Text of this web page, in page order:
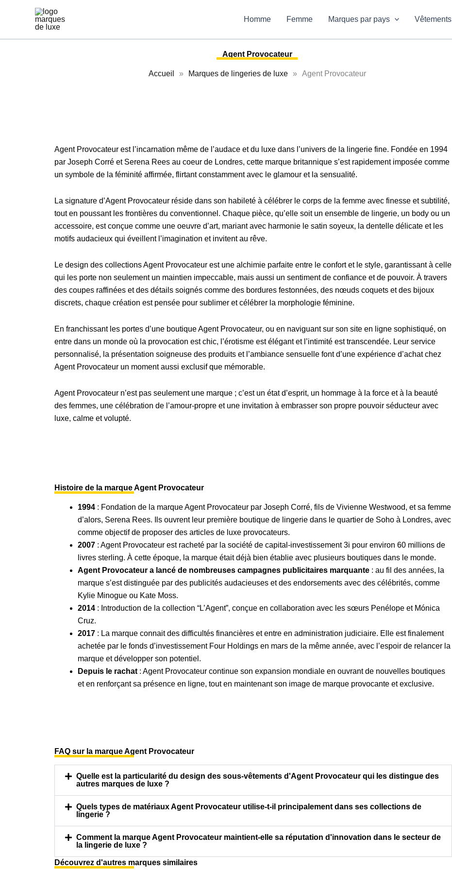
Homme Femme Marques par pays Vêtements
Agent Provocateur
Accueil » Marques de lingeries de luxe » Agent Provocateur
Agent Provocateur est l’incarnation même de l’audace et du luxe dans l’univers de la lingerie fine. Fondée en 1994
par Joseph Corré et Serena Rees au coeur de Londres, cette marque britannique s’est rapidement imposée comme
un symbole de la féminité affirmée, flirtant constamment avec le glamour et la sensualité.
La signature d’Agent Provocateur réside dans son habileté à célébrer le corps de la femme avec finesse et subtilité,
tout en poussant les frontières du conventionnel. Chaque pièce, qu’elle soit un ensemble de lingerie, un body ou un
accessoire, est conçue comme une oeuvre d’art, mariant avec harmonie le satin soyeux, la dentelle délicate et les
motifs audacieux qui éveillent l’imagination et invitent au rêve.
Le design des collections Agent Provocateur est une alchimie parfaite entre le confort et le style, garantissant à celle
qui les porte non seulement un maintien impeccable, mais aussi un sentiment de confiance et de pouvoir. À travers
des coupes raffinées et des détails soignés comme des bordures festonnées, des nœuds coquets et des bijoux
discrets, chaque création est pensée pour sublimer et célébrer la morphologie féminine.
En franchissant les portes d’une boutique Agent Provocateur, ou en naviguant sur son site en ligne sophistiqué, on
entre dans un monde où la provocation est chic, l’érotisme est élégant et l’intimité est transcendée. Leur service
personnalisé, la présentation soigneuse des produits et l’ambiance sensuelle font d’une expérience d’achat chez
Agent Provocateur un moment aussi exclusif que mémorable.
Agent Provocateur n’est pas seulement une marque ; c’est un état d’esprit, un hommage à la force et à la beauté
des femmes, une célébration de l’amour-propre et une invitation à embrasser son propre pouvoir séducteur avec
luxe, calme et volupté.
Histoire de la marque Agent Provocateur
1994 : Fondation de la marque Agent Provocateur par Joseph Corré, fils de Vivienne Westwood, et sa femme
d’alors, Serena Rees. Ils ouvrent leur première boutique de lingerie dans le quartier de Soho à Londres, avec
comme objectif de proposer des articles de luxe provocateurs.
2007 : Agent Provocateur est racheté par la société de capital-investissement 3i pour environ 60 millions de
livres sterling. À cette époque, la marque était déjà bien établie avec plusieurs boutiques dans le monde.
Agent Provocateur a lancé de nombreuses campagnes publicitaires marquante : au fil des années, la
marque s’est distinguée par des publicités audacieuses et des endorsements avec des célébrités, comme
Kylie Minogue ou Kate Moss.
2014 : Introduction de la collection “L’Agent”, conçue en collaboration avec les sœurs Penélope et Mónica
Cruz.
2017 : La marque connait des difficultés financières et entre en administration judiciaire. Elle est finalement
achetée par le fonds d’investissement Four Holdings en mars de la même année, avec l’espoir de relancer la
marque et développer son potentiel.
Depuis le rachat : Agent Provocateur continue son expansion mondiale en ouvrant de nouvelles boutiques
et en renforçant sa présence en ligne, tout en maintenant son image de marque provocante et exclusive.
FAQ sur la marque Agent Provocateur
Quelle est la particularité du design des sous-vêtements d'Agent Provocateur qui les distingue des
autres marques de luxe ?
Quels types de matériaux Agent Provocateur utilise-t-il principalement dans ses collections de
lingerie ?
Comment la marque Agent Provocateur maintient-elle sa réputation d'innovation dans le secteur de
la lingerie de luxe ?
Découvrez d'autres marques similaires